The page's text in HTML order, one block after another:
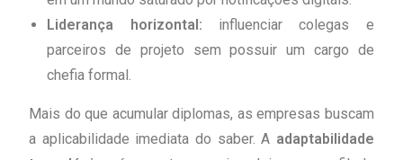
Liderança horizontal: influenciar colegas e
parceiros de projeto sem possuir um cargo de
chefia formal.
Mais do que acumular diplomas, as empresas buscam
a aplicabilidade imediata do saber. A adaptabilidade